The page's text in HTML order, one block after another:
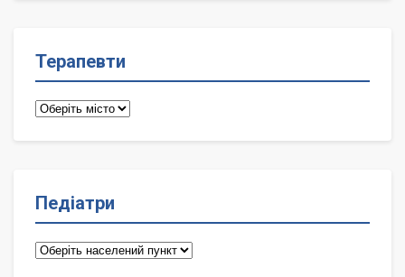
Терапевти
Терапевти
Педіатри
Педіатри